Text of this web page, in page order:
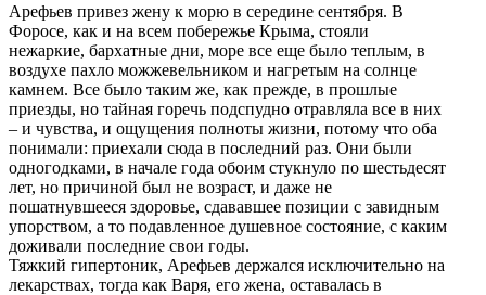
Арефьев привез жену к морю в середине сентября. В
Форосе, как и на всем побережье Крыма, стояли
нежаркие, бархатные дни, море все еще было теплым, в
воздухе пахло можжевельником и нагретым на солнце
камнем. Все было таким же, как прежде, в прошлые
приезды, но тайная горечь подспудно отравляла все в них
– и чувства, и ощущения полноты жизни, потому что оба
понимали: приехали сюда в последний раз. Они были
одногодками, в начале года обоим стукнуло по шестьдесят
лет, но причиной был не возраст, и даже не
пошатнувшееся здоровье, сдававшее позиции с завидным
упорством, а то подавленное душевное состояние, с каким
доживали последние свои годы.
Тяжкий гипертоник, Арефьев держался исключительно на
лекарствах, тогда как Варя, его жена, оставалась в